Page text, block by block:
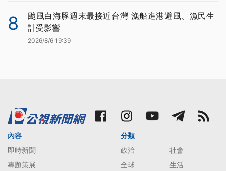
8
颱風白海豚週末最接近台灣 漁船進港避風、漁民生
計受影響
2026/8/6 19:39
內容
即時新聞
專題策展
分類
政治
社會
全球
生活